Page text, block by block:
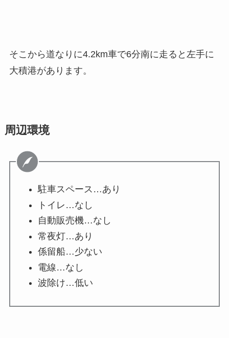
そこから道なりに4.2km車で6分南に走ると左手に
大積港があります。
周辺環境
駐車スペース…あり
トイレ…なし
自動販売機…なし
常夜灯…あり
係留船…少ない
電線…なし
波除け…低い